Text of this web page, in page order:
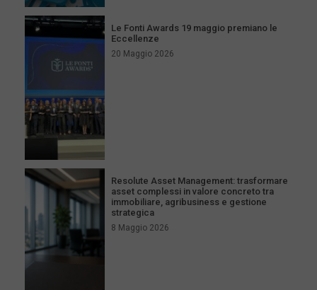
Le Fonti Awards 19 maggio premiano le
Eccellenze
20 Maggio 2026
Resolute Asset Management: trasformare
asset complessi in valore concreto tra
immobiliare, agribusiness e gestione
strategica
8 Maggio 2026